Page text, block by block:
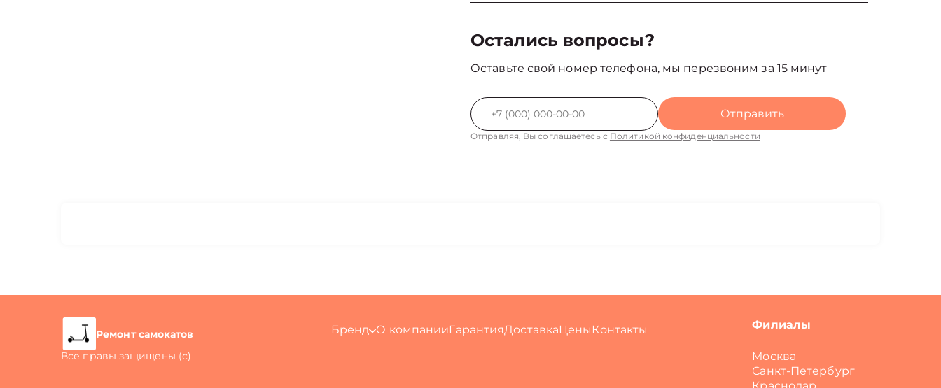
Остались вопросы?
Оставьте свой номер телефона, мы перезвоним за 15 минут
Отправить
Отправляя, Вы соглашаетесь с Политикой конфиденциальности
Ремонт самокатов
Все правы защищены (с)
Бренд О компанииГарантияДоставкаЦены Контакты Филиалы
Москва
Санкт-Петербург